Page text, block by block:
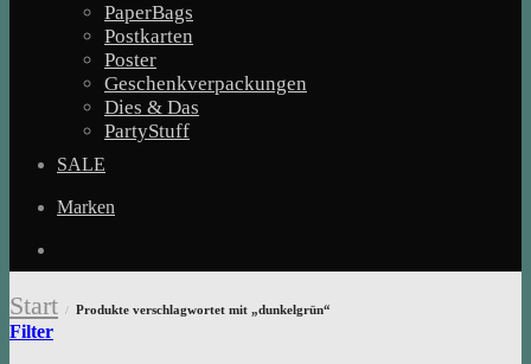
PaperBags
Postkarten
Poster
Geschenkverpackungen
Dies & Das
PartyStuff
SALE
Marken
Start / Produkte verschlagwortet mit „dunkelgrün“
Filter